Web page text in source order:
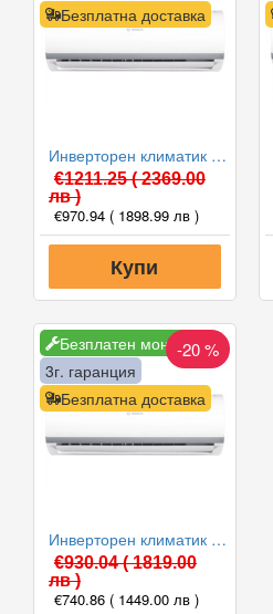
Безплатна доставка
Инверторен климатик Bosch CL2000U W 53 E/CL2000 53 E Climate 2000, 18000 BTU, Клас A++
€1211.25( 2369.00
лв )
€970.94 ( 1898.99 лв )
Купи
Безплатен монтаж
Безплатна доставка
3г. гаранция
-20 %
Инверторен климатик Bosch CL2000U W 35 E/CL2000 35 E Climate 2000, 12000 BTU, Клас A++
€930.04( 1819.00
лв )
€740.86 ( 1449.00 лв )